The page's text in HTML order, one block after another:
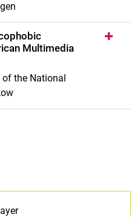
Multimedia
of the National